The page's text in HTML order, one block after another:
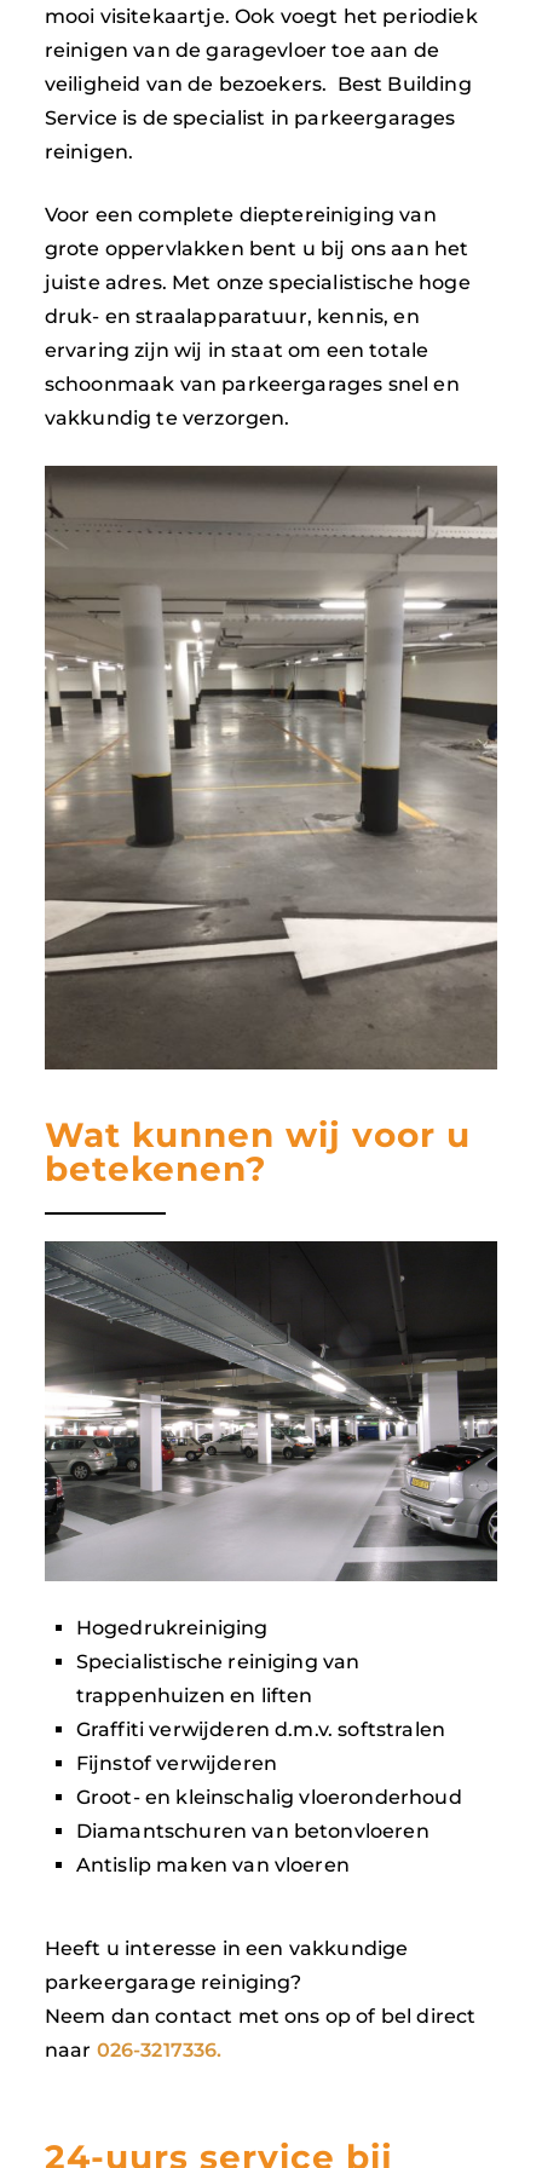
mooi visitekaartje. Ook voegt het periodiek
reinigen van de garagevloer toe aan de
veiligheid van de bezoekers. Best Building
Service is de specialist in parkeergarages
reinigen.
Voor een complete dieptereiniging van
grote oppervlakken bent u bij ons aan het
juiste adres. Met onze specialistische hoge
druk- en straalapparatuur, kennis, en
ervaring zijn wij in staat om een totale
schoonmaak van parkeergarages snel en
vakkundig te verzorgen.
Wat kunnen wij voor u
betekenen?
Hogedrukreiniging
Specialistische reiniging van
trappenhuizen en liften
Graffiti verwijderen d.m.v. softstralen
Fijnstof verwijderen
Groot- en kleinschalig vloeronderhoud
Diamantschuren van betonvloeren
Antislip maken van vloeren
Heeft u interesse in een vakkundige
parkeergarage reiniging?
Neem dan contact met ons op of bel direct
naar 026-3217336.
24-uurs service bij